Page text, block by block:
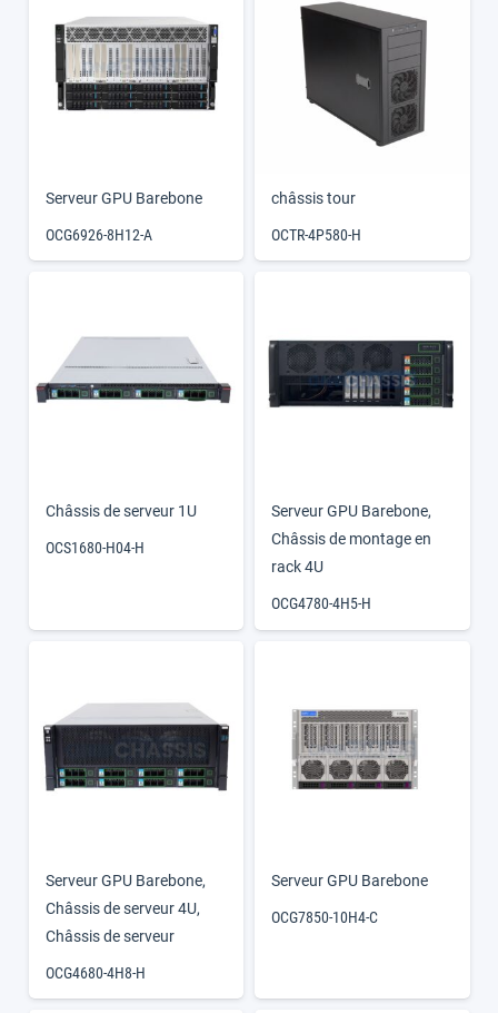
Serveur GPU Barebone
OCG6926-8H12-A
châssis tour
OCTR-4P580-H
Châssis de serveur 1U
OCS1680-H04-H
Serveur GPU Barebone,
Châssis de montage en
rack 4U
OCG4780-4H5-H
Serveur GPU Barebone,
Châssis de serveur 4U,
Châssis de serveur
OCG4680-4H8-H
Serveur GPU Barebone
OCG7850-10H4-C